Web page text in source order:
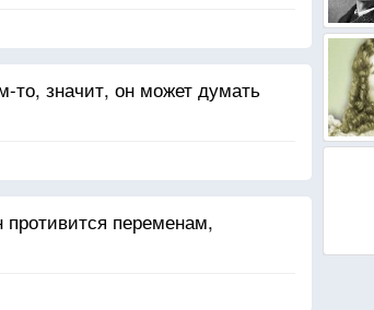
то, значит, он может думать
переменам,